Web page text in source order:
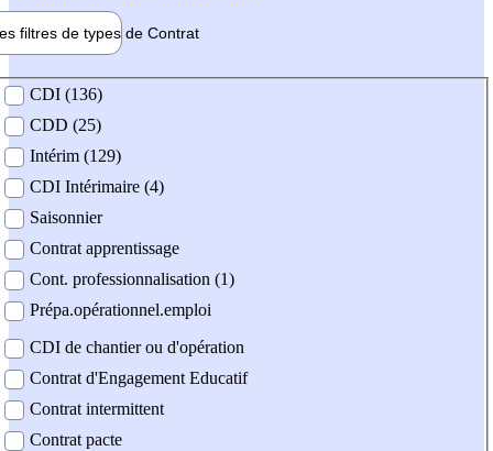
filtres de types de Contrat
contrat
CDI (136)
CDD (25)
Intérim (129)
CDI Intérimaire (4)
Saisonnier
Contrat apprentissage
Cont. professionnalisation (1)
Prépa.opérationnel.emploi
CDI de chantier ou d'opération
Contrat d'Engagement Educatif
Contrat intermittent
Contrat pacte